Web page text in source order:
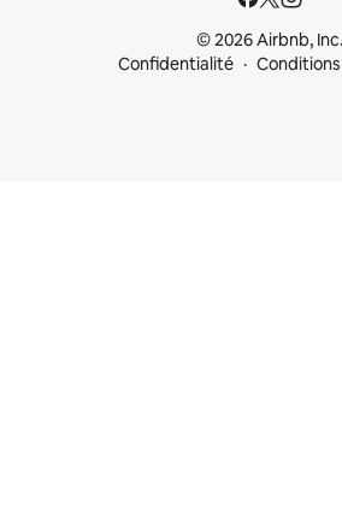
© 2026 Airbnb, Inc.
Confidentialité